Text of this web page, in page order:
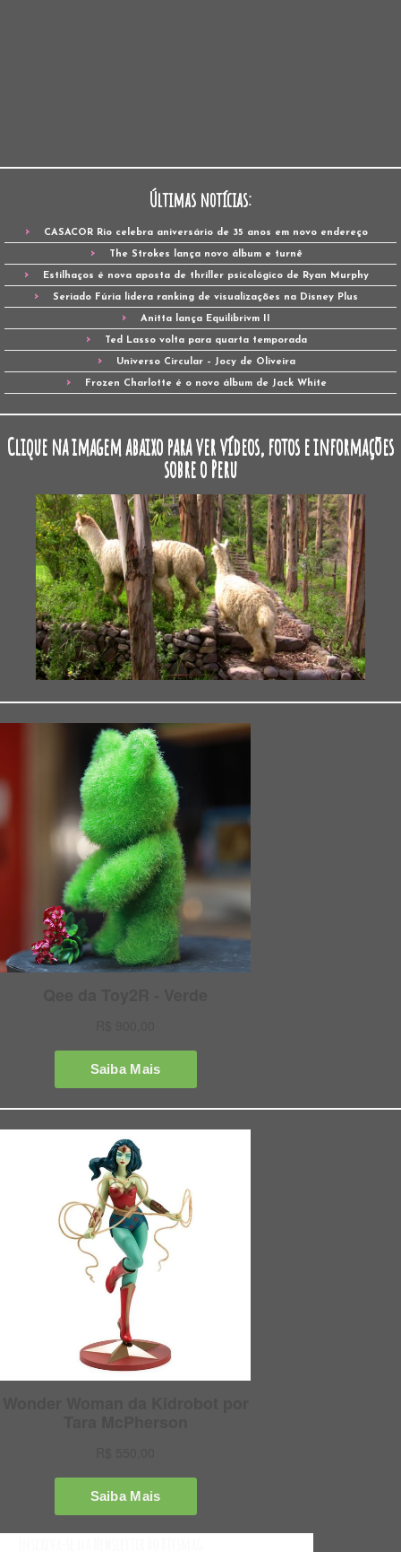
Últimas notícias:
CASACOR Rio celebra aniversário de 35 anos em novo endereço
The Strokes lança novo álbum e turnê
Estilhaços é nova aposta de thriller psicológico de Ryan Murphy
Seriado Fúria lidera ranking de visualizações na Disney Plus
Anitta lança Equilibrivm II
Ted Lasso volta para quarta temporada
Universo Circular – Jocy de Oliveira
Frozen Charlotte é o novo álbum de Jack White
Clique na imagem abaixo para ver vídeos, fotos e informações
sobre o Peru